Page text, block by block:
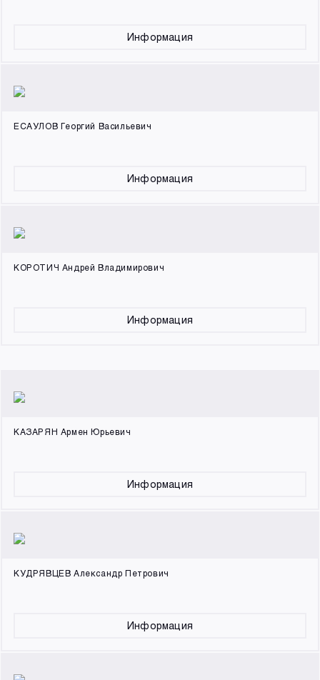
Информация
ЕСАУЛОВ Георгий Васильевич
Информация
КОРОТИЧ Андрей Владимирович
Информация
КАЗАРЯН Армен Юрьевич
Информация
КУДРЯВЦЕВ Александр Петрович
Информация